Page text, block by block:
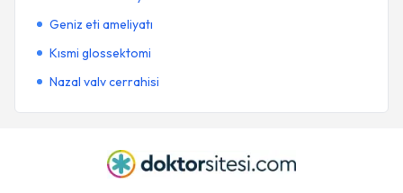
Geniz eti ameliyatı
Kısmi glossektomi
Nazal valv cerrahisi